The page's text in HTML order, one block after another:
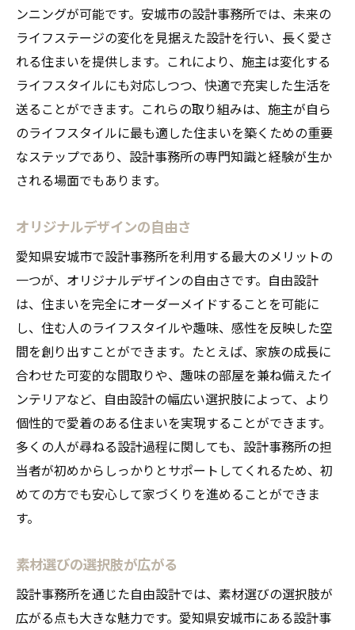
ンニングが可能です。安城市の設計事務所では、未来の
ライフステージの変化を見据えた設計を行い、長く愛さ
れる住まいを提供します。これにより、施主は変化する
ライフスタイルにも対応しつつ、快適で充実した生活を
送ることができます。これらの取り組みは、施主が自ら
のライフスタイルに最も適した住まいを築くための重要
なステップであり、設計事務所の専門知識と経験が生か
される場面でもあります。
オリジナルデザインの自由さ
愛知県安城市で設計事務所を利用する最大のメリットの
一つが、オリジナルデザインの自由さです。自由設計
は、住まいを完全にオーダーメイドすることを可能に
し、住む人のライフスタイルや趣味、感性を反映した空
間を創り出すことができます。たとえば、家族の成長に
合わせた可変的な間取りや、趣味の部屋を兼ね備えたイ
ンテリアなど、自由設計の幅広い選択肢によって、より
個性的で愛着のある住まいを実現することができます。
多くの人が尋ねる設計過程に関しても、設計事務所の担
当者が初めからしっかりとサポートしてくれるため、初
めての方でも安心して家づくりを進めることができま
す。
素材選びの選択肢が広がる
設計事務所を通じた自由設計では、素材選びの選択肢が
広がる点も大きな魅力です。愛知県安城市にある設計事